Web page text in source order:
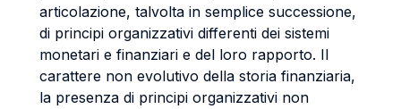
articolazione, talvolta in semplice successione,
di principi organizzativi differenti dei sistemi
monetari e finanziari e del loro rapporto. Il
carattere non evolutivo della storia finanziaria,
la presenza di principi organizzativi non